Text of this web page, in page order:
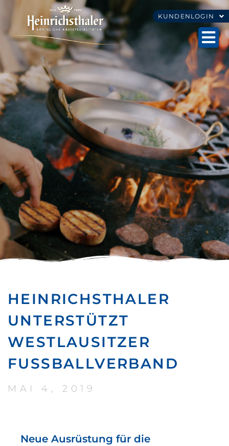
KUNDENLOGIN
HEINRICHSTHALER
UNTERSTÜTZT
WESTLAUSITZER
FUSSBALLVERBAND
MAI 4, 2019
Neue Ausrüstung für die